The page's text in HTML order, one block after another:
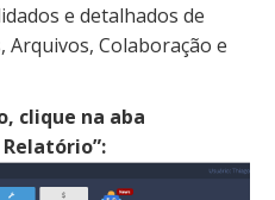
e detalhados de
Arquivos, Colaboração e
clique na aba
Relatório”: